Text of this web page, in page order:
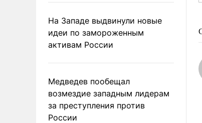
На Западе выдвинули новые
идеи по замороженным
активам России
Медведев пообещал
возмездие западным лидерам
за преступления против
России